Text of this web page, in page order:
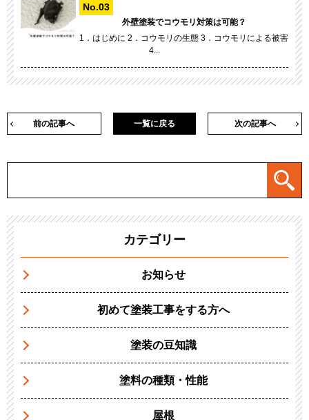
外壁塗装でコウモリ対策は可能？
1．はじめに 2．コウモリの生態 3．コウモリによる被害
4...
前の記事へ 次の記事へ
一覧に戻る
カテゴリー
お知らせ
初めて塗装工事をする方へ
塗装の豆知識
塗料の種類・性能
屋根